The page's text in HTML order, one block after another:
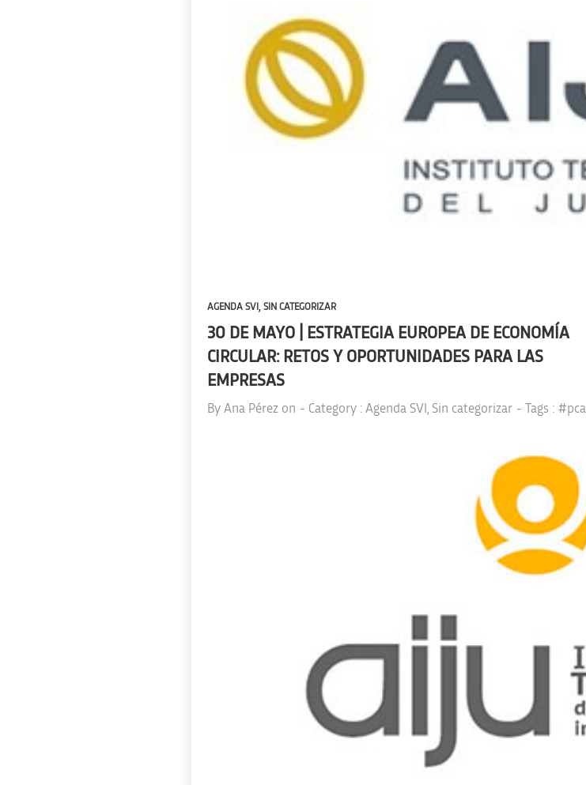
AGENDA SVI , SIN CATEGORIZAR
30 DE MAYO | ESTRATEGIA EUROPEA DE ECONOMÍA
CIRCULAR: RETOS Y OPORTUNIDADES PARA LAS
EMPRESAS
By Ana Pérez on - Category : Agenda SVI Sin categorizar - Tags : #pca